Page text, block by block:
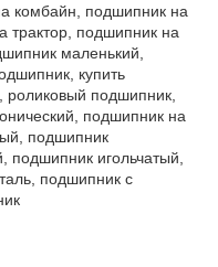
комбайн, подшипник на
трактор, подшипник на
маленький,
купить
подшипник,
подшипник на
подшипник
подшипник игольчатый,
подшипник с